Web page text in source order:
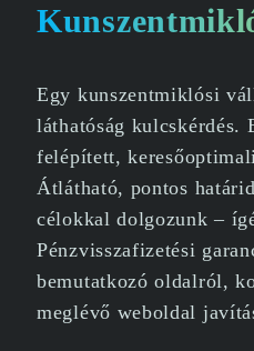
Egy kunszentmiklósi
láthatóság kulcskérdés.
felépített,
Átlátható, pontos
célokkal dolgozunk –
Pénzvisszafizetési
bemutatkozó oldalról,
meglévő weboldal